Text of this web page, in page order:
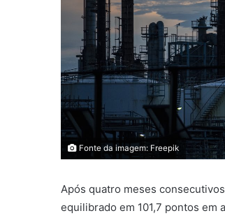
Fonte da imagem: Freepik
Após quatro meses
equilibrado em 101,7 pontos em